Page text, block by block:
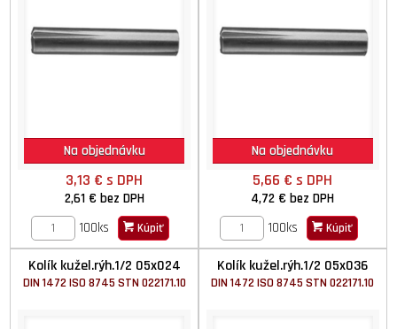
Na objednávku
3,13 €s DPH
2,61 € bez DPH
100ks
Kúpiť
Na objednávku
5,66 €s DPH
4,72 €bez DPH
100ks
Kúpiť
Kolík kužel.rýh.1/2 05x024
DIN 1472 ISO 8745 STN 022171.10
Kolík kužel.rýh.1/2 05x036
DIN 1472 ISO 8745 STN 022171.10